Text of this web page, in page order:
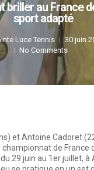
briller au France
sport adapté
Luce Tennis
30 juin
No Comments
et Antoine Cadoret
de France
29 juin au 1er juillet, à